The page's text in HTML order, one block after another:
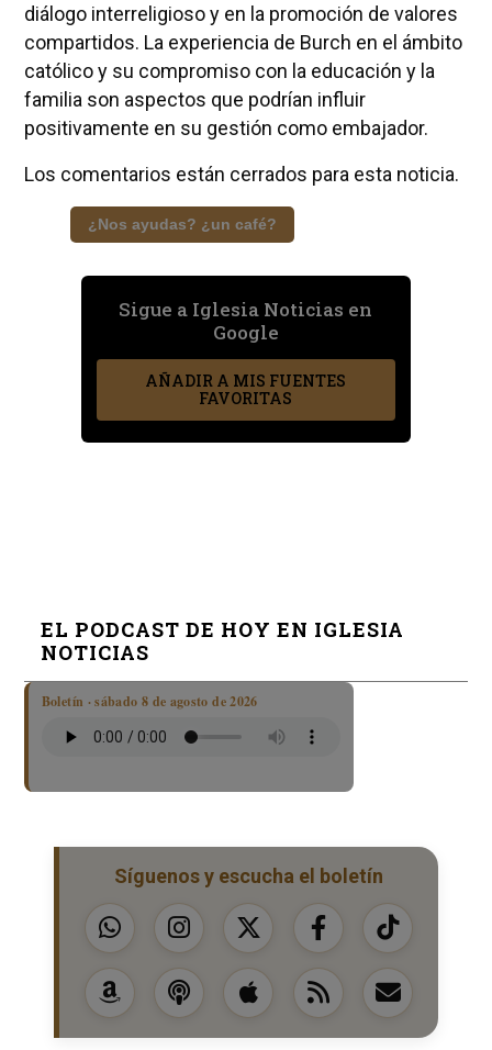
diálogo interreligioso y en la promoción de valores
compartidos. La experiencia de Burch en el ámbito
católico y su compromiso con la educación y la
familia son aspectos que podrían influir
positivamente en su gestión como embajador.
Los comentarios están cerrados para esta noticia.
¿Nos ayudas? ¿un café?
Sigue a Iglesia Noticias en
Google
AÑADIR A MIS FUENTES
FAVORITAS
EL PODCAST DE HOY EN IGLESIA
NOTICIAS
Boletín · sábado 8 de agosto de 2026
Síguenos y escucha el boletín